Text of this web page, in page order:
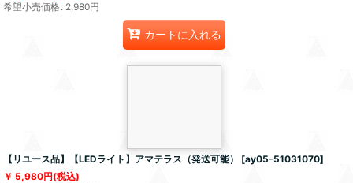
希望小売価格: 2,980円
カートに入れる
【リユース品】【LEDライト】アマテラス（発送可能） [ay05-51031070]
5,980円(税込)